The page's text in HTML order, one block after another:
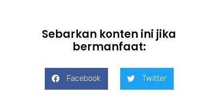
Sebarkan konten ini jika
bermanfaat:
Facebook Twitter